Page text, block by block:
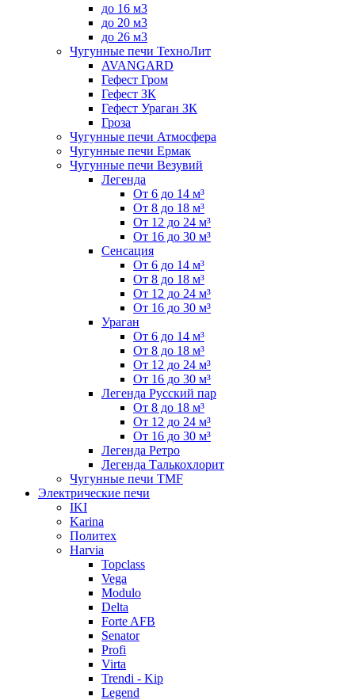
до 16 м3
до 20 м3
до 26 м3
Чугунные печи ТехноЛит
AVANGARD
Гефест Гром
Гефест ЗК
Гефест Ураган ЗК
Гроза
Чугунные печи Атмосфера
Чугунные печи Ермак
Чугунные печи Везувий
Легенда
От 6 до 14 м³
От 8 до 18 м³
От 12 до 24 м³
От 16 до 30 м³
Сенсация
От 6 до 14 м³
От 8 до 18 м³
От 12 до 24 м³
От 16 до 30 м³
Ураган
От 6 до 14 м³
От 8 до 18 м³
От 12 до 24 м³
От 16 до 30 м³
Легенда Русский пар
От 8 до 18 м³
От 12 до 24 м³
От 16 до 30 м³
Легенда Ретро
Легенда Талькохлорит
Чугунные печи TMF
Электрические печи
IKI
Karina
Политех
Harvia
Topclass
Vega
Modulo
Delta
Forte AFB
Senator
Profi
Virta
Trendi - Kip
Legend